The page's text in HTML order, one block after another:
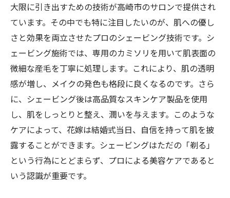
高崎市の専門家による肌診断
シェービング後のスキンケアの重要性
花嫁の美しさを引き立てる理由
ブライダルシェービングの持続効果
結婚式前に知っておきたいブライダルシェービ
ングの効果
結婚式前に最適なシェービングのタイミン
グ
シェービング後の肌トラブル回避法
高崎市での施術事例と体験談
花嫁の声から学ぶシェービングの魅力
大限に引き出すための技術が高崎市のサロンで提供され
ています。その中でも特に注目したいのが、肌への優し
さと効果を両立させたプロのシェービング技術です。シ
ェービング施術では、専用のカミソリを用いて肌表面の
微細な産毛を丁寧に処理します。これにより、肌の透明
感が増し、メイクの発色も格段に良くなるのです。さら
に、シェービング後は高品質なスキンケア製品を使用
し、肌をしっとりと整え、潤いを与えます。このような
ケアによって、花嫁は結婚式当日、自信を持って肌を披
露することができます。シェービングはただの「剃る」
という行為にとどまらず、プロによる美容ケアであると
いう認識が重要です。